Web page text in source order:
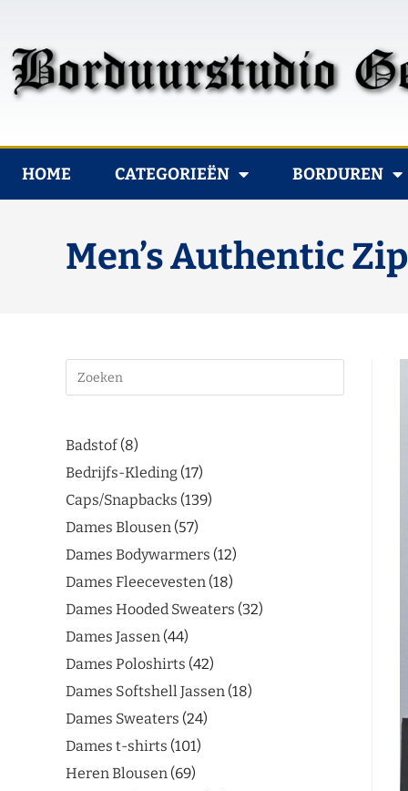
HOME CATEGORIEËN BORDUREN
Men’s Authentic
Badstof 8
Bedrijfs-Kleding 17
Caps/Snapbacks 139
Dames Blousen 57
Dames Bodywarmers 12
Dames Fleecevesten 18
Dames Hooded Sweaters 32
Dames Jassen 44
Dames Poloshirts 42
Dames Softshell Jassen 18
Dames Sweaters 24
Dames t-shirts 101
Heren Blousen 69